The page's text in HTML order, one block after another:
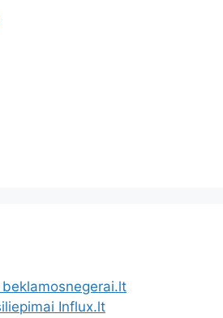
Influx.lt